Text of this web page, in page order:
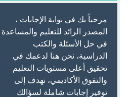
مرحباً بك في بوابة الإجابات ،
المصدر الرائد للتعليم والمساعدة
في حل الأسئلة والكتب
الدراسية، نحن هنا لدعمك في
تحقيق أعلى مستويات التعليم
والتفوق الأكاديمي، نهدف إلى
توفير إجابات شاملة لسؤالك